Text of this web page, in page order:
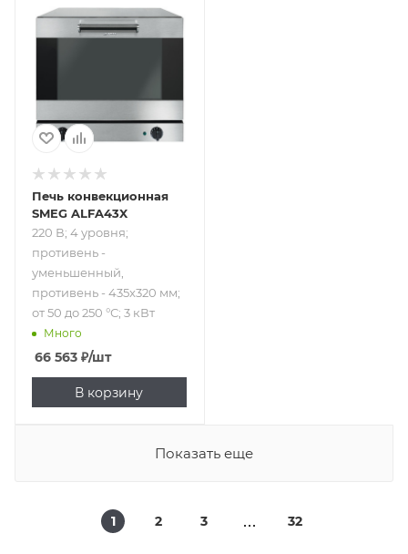
Подпись к товару
220 В; 4 уровня;
противень -
435x320 мм; от 50
до 250 °С; 3 кВт
Печь конвекционная
SMEG ALFA43X
220 В; 4 уровня;
противень -
уменьшенный,
противень - 435x320 мм;
от 50 до 250 °С; 3 кВт
Много
66 563 ₽/шт
В корзину
Показать еще
1 2 3 32